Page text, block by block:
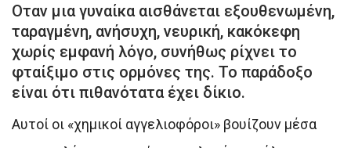
Οταν μια γυναίκα αισθάνεται εξουθενωμένη,
ταραγμένη, ανήσυχη, νευρική, κακόκεφη
χωρίς εμφανή λόγο, συνήθως ρίχνει το
φταίξιμο στις ορμόνες της. Το παράδοξο
είναι ότι πιθανότατα έχει δίκιο.
Αυτοί οι «χημικοί αγγελιοφόροι» βουίζουν μέσα